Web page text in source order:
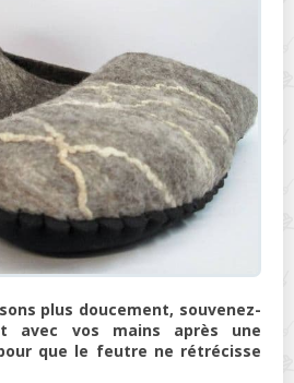
plus doucement, souvenez-
avec vos mains après une
que le feutre ne rétrécisse